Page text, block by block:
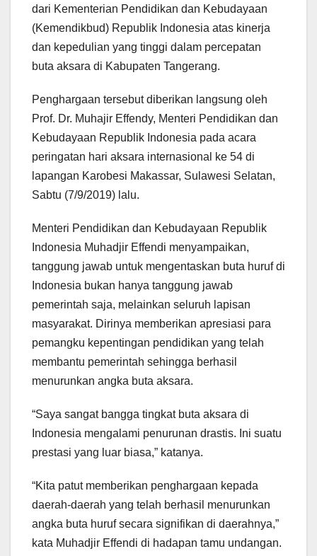
dari Kementerian Pendidikan dan Kebudayaan
(Kemendikbud) Republik Indonesia atas kinerja
dan kepedulian yang tinggi dalam percepatan
buta aksara di Kabupaten Tangerang.
Penghargaan tersebut diberikan langsung oleh
Prof. Dr. Muhajir Effendy, Menteri Pendidikan dan
Kebudayaan Republik Indonesia pada acara
peringatan hari aksara internasional ke 54 di
lapangan Karobesi Makassar, Sulawesi Selatan,
Sabtu (7/9/2019) lalu.
Menteri Pendidikan dan Kebudayaan Republik
Indonesia Muhadjir Effendi menyampaikan,
tanggung jawab untuk mengentaskan buta huruf di
Indonesia bukan hanya tanggung jawab
pemerintah saja, melainkan seluruh lapisan
masyarakat. Dirinya memberikan apresiasi para
pemangku kepentingan pendidikan yang telah
membantu pemerintah sehingga berhasil
menurunkan angka buta aksara.
“Saya sangat bangga tingkat buta aksara di
Indonesia mengalami penurunan drastis. Ini suatu
prestasi yang luar biasa,” katanya.
“Kita patut memberikan penghargaan kepada
daerah-daerah yang telah berhasil menurunkan
angka buta huruf secara signifikan di daerahnya,”
kata Muhadjir Effendi di hadapan tamu undangan.